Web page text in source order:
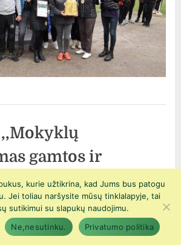
gamtos ir
mokslų
By
Administratorius ADMIN
kurie užtikrina, kad Jums bus patogu
Jei toliau naršysite mūsų tinklalapyje, tai
sutikimui su slapukų naudojimu.
Ne,nesutinku. Privatumo politika